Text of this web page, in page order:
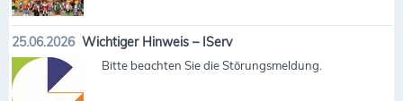
25.06.2026 Wichtiger Hinweis – IServ
Bitte beachten Sie die Störungsmeldung.